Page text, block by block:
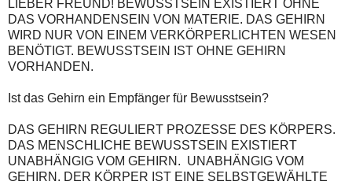
LIEBER FREUND! BEWUSSTSEIN EXISTIERT OHNE
DAS VORHANDENSEIN VON MATERIE. DAS GEHIRN
WIRD NUR VON EINEM VERKÖRPERLICHTEN WESEN
BENÖTIGT. BEWUSSTSEIN IST OHNE GEHIRN
VORHANDEN.
Ist das Gehirn ein Empfänger für Bewusstsein?
DAS GEHIRN REGULIERT PROZESSE DES KÖRPERS.
DAS MENSCHLICHE BEWUSSTSEIN EXISTIERT
UNABHÄNGIG VOM GEHIRN. UNABHÄNGIG VOM
GEHIRN. DER KÖRPER IST EINE SELBSTGEWÄHLTE